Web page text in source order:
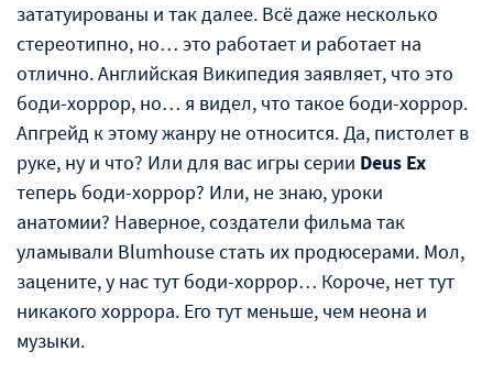
зататуированы и так далее. Всё даже несколько
стереотипно, но… это работает и работает на
отлично. Английская Википедия заявляет, что это
боди-хоррор, но… я видел, что такое боди-хоррор.
Апгрейд к этому жанру не относится. Да, пистолет в
руке, ну и что? Или для вас игры серии Deus Ex
теперь боди-хоррор? Или, не знаю, уроки
анатомии? Наверное, создатели фильма так
уламывали Blumhouse стать их продюсерами. Мол,
зацените, у нас тут боди-хоррор… Короче, нет тут
никакого хоррора. Его тут меньше, чем неона и
музыки.